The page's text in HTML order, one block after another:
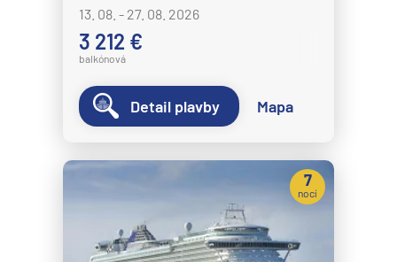
13. 08. - 27. 08. 2026
3 212 €
balkónová
Detail plavby Mapa
7
nocí